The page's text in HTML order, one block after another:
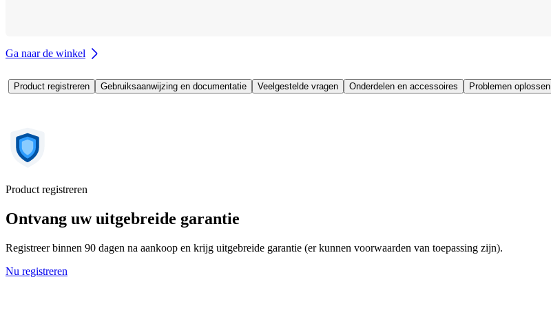
Ga naar de winkel
Product registreren Gebruiksaanwijzing en documentatie Veelgestelde vragen Onderdelen en accessoires Problemen oplossen
Product registreren
Ontvang uw uitgebreide garantie
Registreer binnen 90 dagen na aankoop en krijg uitgebreide garantie (er kunnen voorwaarden van toepassing zijn).
Nu registreren